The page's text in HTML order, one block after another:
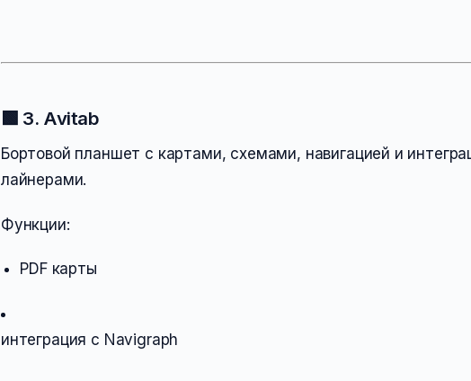
🟩 3. Avitab
Бортовой планшет с картами, схемами, навигацией и
лайнерами.
Функции:
PDF карты
интеграция с Navigraph